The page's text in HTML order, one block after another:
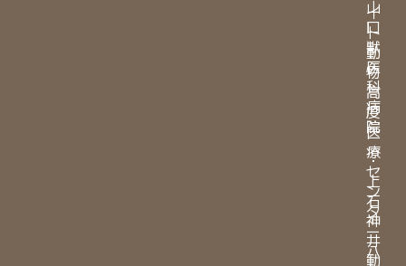
山
口
獣
医
科
病
院
・
上
石
神
井
動
イ
ト
動
物
高
度
医
療
セ
ン
タ
ー
八